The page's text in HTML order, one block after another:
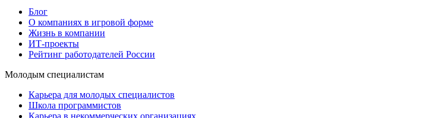
Блог
О компаниях в игровой форме
Жизнь в компании
ИТ-проекты
Рейтинг работодателей России
Молодым специалистам
Карьера для молодых специалистов
Школа программистов
Карьера в некоммерческих организациях